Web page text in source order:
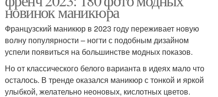
новинок маникюра
Французский маникюр в 2023 году переживает новую
волну популярности – ногти с подобным дизайном
успели появиться на большинстве модных показов.
Но от классического белого варианта в идеях мало что
осталось. В тренде оказался маникюр с тонкой и яркой
улыбкой, желательно неоновых, кислотных цветов.